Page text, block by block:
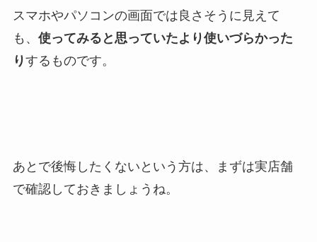
スマホやパソコンの画面では良さそうに見えて
も、 使ってみると思っていたより使いづらかった
りするものです。
あとで後悔したくないという方は、まずは実店舗
で確認しておきましょうね。